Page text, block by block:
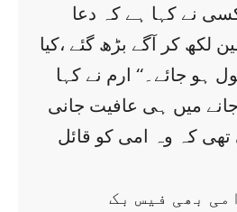
نے کہا ہے کہ دعا
لکھ کر آگے بڑھ گئے ،کیا
ہو جائے۔‘‘ ارم نے کہا
میں ہی عافیت جانی
تھی کہ وہ امی کو قائل
بھی فیس بک